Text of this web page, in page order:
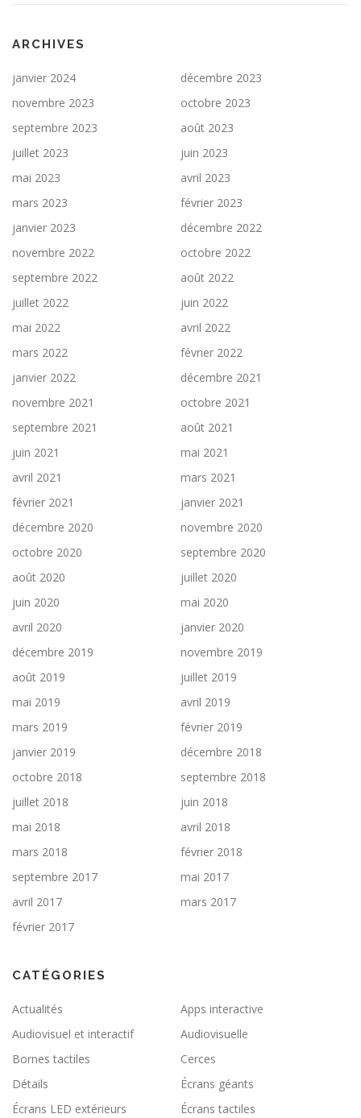
ARCHIVES
janvier 2024
décembre 2023
novembre 2023
octobre 2023
septembre 2023
août 2023
juillet 2023
juin 2023
mai 2023
avril 2023
mars 2023
février 2023
janvier 2023
décembre 2022
novembre 2022
octobre 2022
septembre 2022
août 2022
juillet 2022
juin 2022
mai 2022
avril 2022
mars 2022
février 2022
janvier 2022
décembre 2021
novembre 2021
octobre 2021
septembre 2021
août 2021
juin 2021
mai 2021
avril 2021
mars 2021
février 2021
janvier 2021
décembre 2020
novembre 2020
octobre 2020
septembre 2020
août 2020
juillet 2020
juin 2020
mai 2020
avril 2020
janvier 2020
décembre 2019
novembre 2019
août 2019
juillet 2019
mai 2019
avril 2019
mars 2019
février 2019
janvier 2019
décembre 2018
octobre 2018
septembre 2018
juillet 2018
juin 2018
mai 2018
avril 2018
mars 2018
février 2018
septembre 2017
mai 2017
avril 2017
mars 2017
février 2017
CATÉGORIES
Actualités
Apps interactive
Audiovisuel et interactif
Audiovisuelle
Bornes tactiles
Cerces
Détails
Écrans géants
Écrans LED extérieurs
Écrans tactiles